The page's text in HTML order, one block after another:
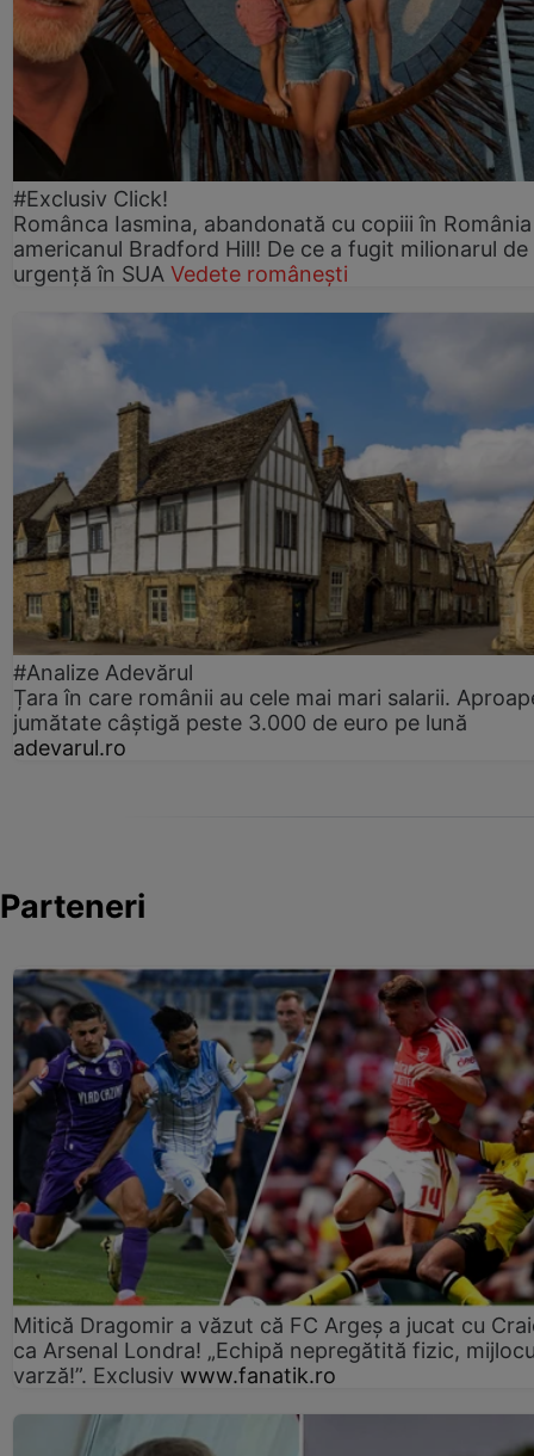
#Exclusiv Click!
Românca Iasmina, abandonată cu copiii în
americanul Bradford Hill! De ce a fugit milionarul de
urgență în SUA Vedete românești
#Analize Adevărul
Țara în care românii au cele mai mari salarii.
jumătate câștigă peste 3.000 de euro pe lună
adevarul.ro
Parteneri
Mitică Dragomir a văzut că FC Argeș a jucat cu
ca Arsenal Londra! „Echipă nepregătită fizic,
varză!”. Exclusiv www.fanatik.ro